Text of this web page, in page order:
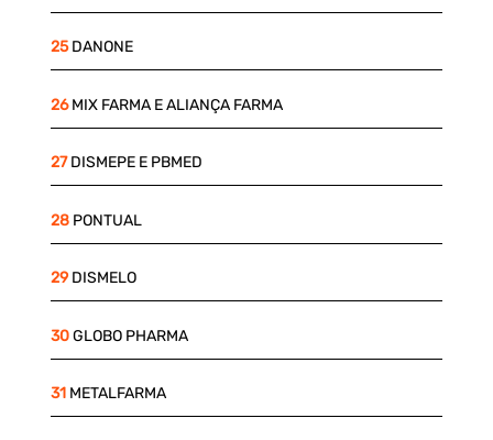
25DANONE
26MIX FARMA E ALIANÇA FARMA
27DISMEPE E PBMED
28PONTUAL
29DISMELO
30GLOBO PHARMA
31METALFARMA